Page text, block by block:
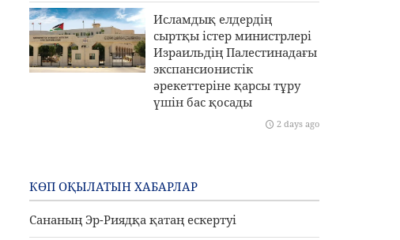
Исламдық елдердің
сыртқы істер министрлері
Израильдің Палестинадағы
экспансионистік
әрекеттеріне қарсы тұру
үшін бас қосады
2 days ago
КӨП ОҚЫЛАТЫН ХАБАРЛАР
Сананың Эр-Риядқа қатаң ескертуі